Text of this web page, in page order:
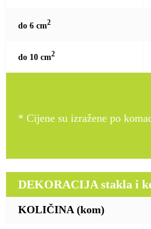
do 6 cm2
do 10 cm2
* Cijene su izražene po
DEKORACIJA stakla i
KOLIČINA (kom)